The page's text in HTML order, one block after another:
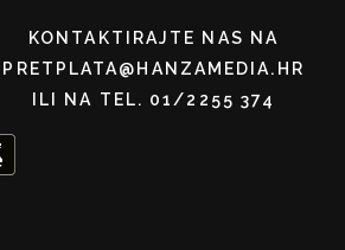
KONTAKTIRAJTE NAS NA
PRETPLATA@HANZAMEDIA.HR
ILI NA TEL. 01/2255 374